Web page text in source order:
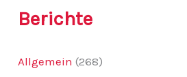
Berichte
Allgemein (268)